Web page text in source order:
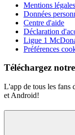
Mentions légales
Données
Centre d'aide
Déclaration
Ligue 1
Préférences
Téléchargez
L'app de tous les fans
et Android!